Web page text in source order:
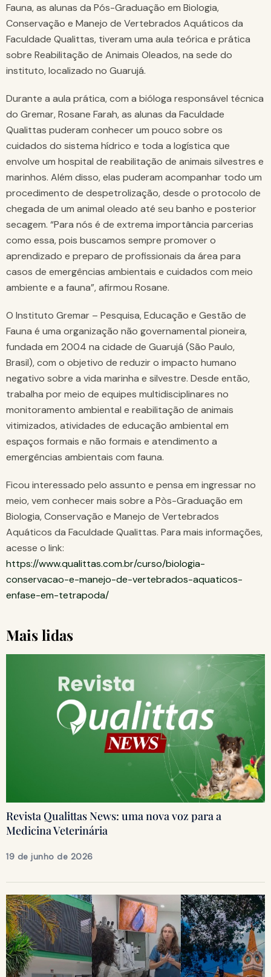
Fauna, as alunas da Pós-Graduação em Biologia,
Conservação e Manejo de Vertebrados Aquáticos da
Faculdade Qualittas, tiveram uma aula teórica e prática
sobre Reabilitação de Animais Oleados, na sede do
instituto, localizado no Guarujá.
Durante a aula prática, com a bióloga responsável técnica
do Gremar, Rosane Farah, as alunas da Faculdade
Qualittas puderam conhecer um pouco sobre os
cuidados do sistema hídrico e toda a logística que
envolve um hospital de reabilitação de animais silvestres e
marinhos. Além disso, elas puderam acompanhar todo um
procedimento de despetrolização, desde o protocolo de
chegada de um animal oleado até seu banho e posterior
secagem. “Para nós é de extrema importância parcerias
como essa, pois buscamos sempre promover o
aprendizado e preparo de profissionais da área para
casos de emergências ambientais e cuidados com meio
ambiente e a fauna”, afirmou Rosane.
O Instituto Gremar – Pesquisa, Educação e Gestão de
Fauna é uma organização não governamental pioneira,
fundada em 2004 na cidade de Guarujá (São Paulo,
Brasil), com o objetivo de reduzir o impacto humano
negativo sobre a vida marinha e silvestre. Desde então,
trabalha por meio de equipes multidisciplinares no
monitoramento ambiental e reabilitação de animais
vitimizados, atividades de educação ambiental em
espaços formais e não formais e atendimento a
emergências ambientais com fauna.
Ficou interessado pelo assunto e pensa em ingressar no
meio, vem conhecer mais sobre a Pòs-Graduação em
Biologia, Conservação e Manejo de Vertebrados
Aquáticos da Faculdade Qualittas. Para mais informações,
acesse o link:
https://www.qualittas.com.br/curso/biologia-
conservacao-e-manejo-de-vertebrados-aquaticos-
enfase-em-tetrapoda/
Mais lidas
Revista Qualittas News: uma nova voz para a
Medicina Veterinária
19 de junho de 2026